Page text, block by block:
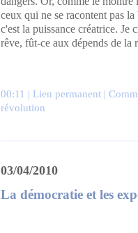
ceux qui ne se racontent pas
c'est la puissance créatrice. Je
rêve, fût-ce aux dépends de la
00:11 | Lien permanent |
révolution
03/04/2010
La démocratie et les